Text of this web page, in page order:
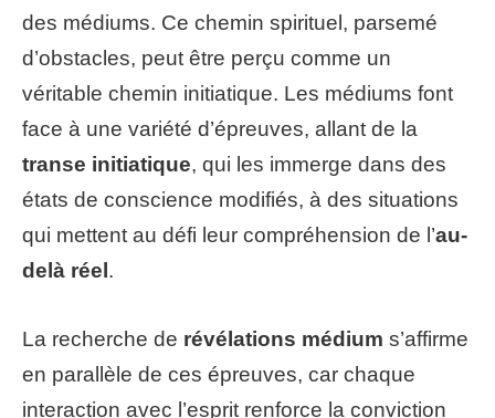
des médiums. Ce chemin spirituel, parsemé
d’obstacles, peut être perçu comme un
véritable chemin initiatique. Les médiums font
face à une variété d’épreuves, allant de la
transe initiatique, qui les immerge dans des
états de conscience modifiés, à des situations
qui mettent au défi leur compréhension de l’au-
delà réel .
La recherche de révélations médium s’affirme
en parallèle de ces épreuves, car chaque
interaction avec l’esprit renforce la conviction